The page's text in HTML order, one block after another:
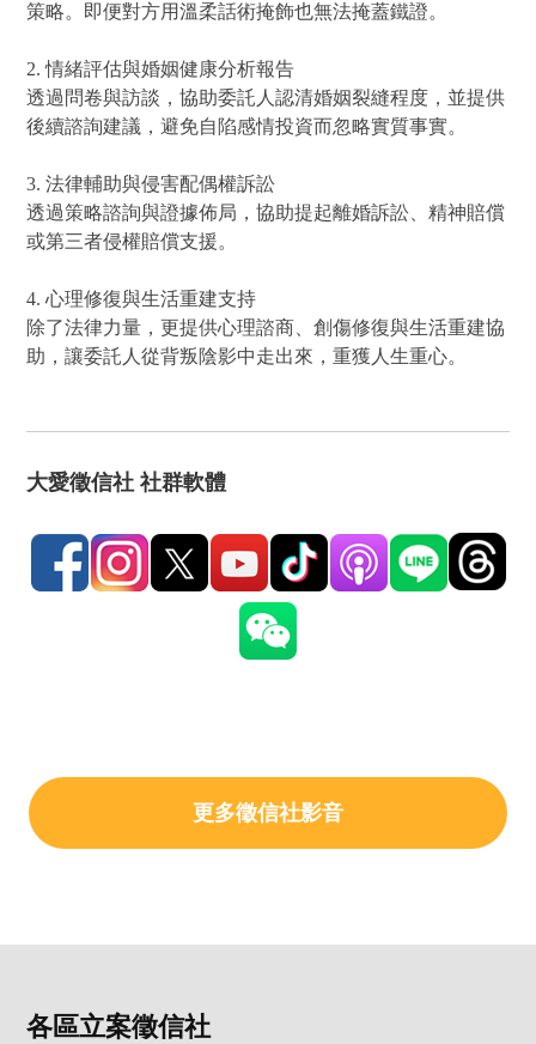
策略。即便對方用溫柔話術掩飾也無法掩蓋鐵證。
2. 情緒評估與婚姻健康分析報告
透過問卷與訪談，協助委託人認清婚姻裂縫程度，並提供
後續諮詢建議，避免自陷感情投資而忽略實質事實。
3. 法律輔助與侵害配偶權訴訟
透過策略諮詢與證據佈局，協助提起離婚訴訟、精神賠償
或第三者侵權賠償支援。
4. 心理修復與生活重建支持
除了法律力量，更提供心理諮商、創傷修復與生活重建協
助，讓委託人從背叛陰影中走出來，重獲人生重心。
大愛徵信社 社群軟體
更多徵信社影音
各區立案徵信社